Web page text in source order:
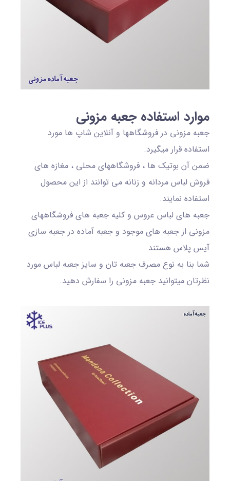
موارد استفاده جعبه مزونی
جعبه مزونی در فروشگاهها و آنلاین شاپ ها مورد
استفاده قرار میگیرد.
ضمن آن بوتیک ها ، فروشگاههای محلی ، مغازه های
فروش لباس مردانه و زنانه می توانند از این محصول
استفاده نمایند.
جعبه های لباس عروس و کلیه جعبه های فروشگاههای
مزونی از جعبه های موجود و جعبه آماده در جعبه سازی
آیس پلاس هستند.
شما بنا به نوع مصرف جعبه تان و سایز جعبه لباس مورد
نظرتان میتوانید جعبه مزونی را سفارش دهید.